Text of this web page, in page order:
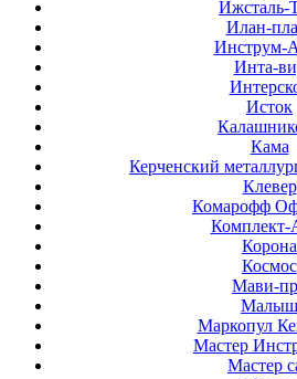
Ижсталь-
Илан-
Инструм-
Инта-
Исток
Кама
Керченский
Клевер
Комарофф
Комплект-
Корона
Космос
Мави-
Малыш
Маркопул
Мастер
Мастер